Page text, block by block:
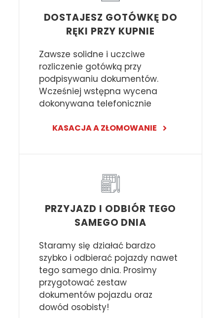
DOSTAJESZ GOTÓWKĘ DO
RĘKI PRZY KUPNIE
Zawsze solidne i uczciwe
rozliczenie gotówką przy
podpisywaniu dokumentów.
Wcześniej wstępna wycena
dokonywana telefonicznie
KASACJA A ZŁOMOWANIE
PRZYJAZD I ODBIÓR TEGO
SAMEGO DNIA
Staramy się działać bardzo
szybko i odbierać pojazdy nawet
tego samego dnia. Prosimy
przygotować zestaw
dokumentów pojazdu oraz
dowód osobisty!